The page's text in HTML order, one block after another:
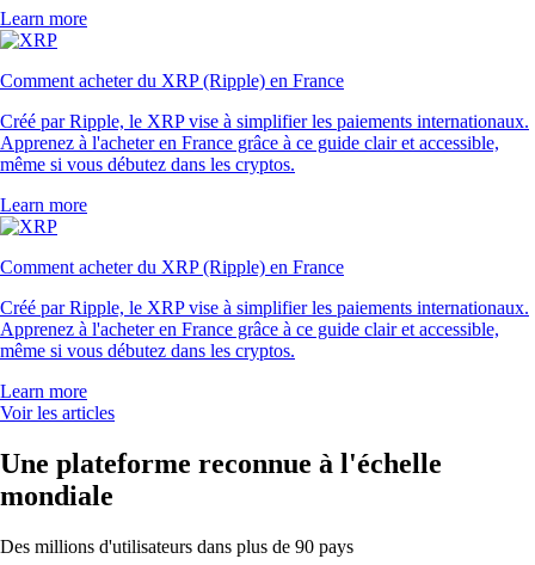
Learn more
Comment acheter du XRP (Ripple) en France
Créé par Ripple, le XRP vise à simplifier les paiements internationaux.
Apprenez à l'acheter en France grâce à ce guide clair et accessible,
même si vous débutez dans les cryptos.
Learn more
Comment acheter du XRP (Ripple) en France
Créé par Ripple, le XRP vise à simplifier les paiements internationaux.
Apprenez à l'acheter en France grâce à ce guide clair et accessible,
même si vous débutez dans les cryptos.
Learn more
Voir les articles
Une plateforme reconnue à l'échelle
mondiale
Des millions d'utilisateurs dans plus de 90 pays